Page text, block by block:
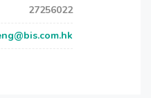
27256022